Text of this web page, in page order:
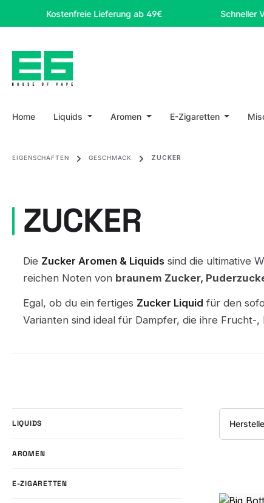
Hauptinhalt springen
Zur Suche springen
Zur Hauptnavigation springen
Kostenfreie Lieferung ab 49€ Schneller Versand
Home Liquids Aromen E-Zigaretten
EIGENSCHAFTEN GESCHMACK ZUCKER
ZUCKER
Die Zucker Aromen & Liquidssind die ultimative
reichen Noten von braunem Zucker,
Egal, ob du ein fertiges Zucker Liquid für den
Varianten sind ideal für Dampfer, die ihre Frucht-
LIQUIDS
AROMEN
E-ZIGARETTEN